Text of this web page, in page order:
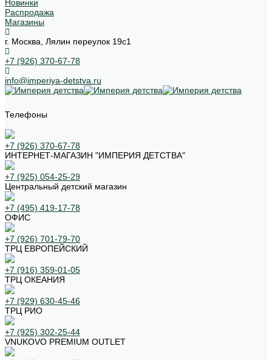
Новинки
Распродажа
Магазины
г. Москва, Лялин переулок 19с1
+7 (926) 370-67-78
info@imperiya-detstva.ru
Телефоны
+7 (926) 370-67-78
ИНТЕРНЕТ-МАГАЗИН "ИМПЕРИЯ ДЕТСТВА"
+7 (925) 054-25-29
Центральный детский магазин
+7 (495) 419-17-78
ОФИС
+7 (926) 701-79-70
ТРЦ ЕВРОПЕЙСКИЙ
+7 (916) 359-01-05
ТРЦ ОКЕАНИЯ
+7 (929) 630-45-46
ТРЦ РИО
+7 (925) 302-25-44
VNUKOVO PREMIUM OUTLET